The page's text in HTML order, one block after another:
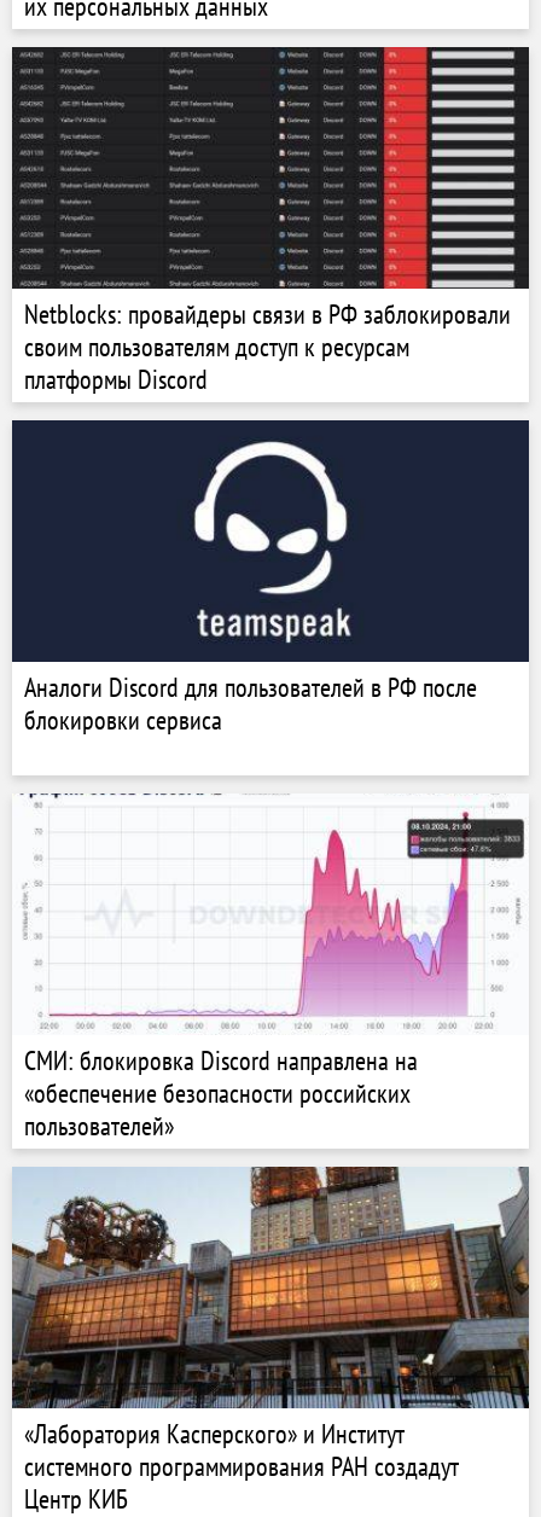
Netblocks: провайдеры связи в РФ заблокировали
своим пользователям доступ к ресурсам
платформы Discord
Аналоги Discord для пользователей в РФ после
блокировки сервиса
СМИ: блокировка Discord направлена на
«обеспечение безопасности российских
пользователей»
«Лаборатория Касперского» и Институт
системного программирования РАН создадут
Центр КИБ